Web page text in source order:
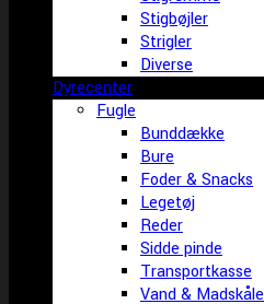
Stigbøjler
Strigler
Diverse
Dyrecenter
Fugle
Bunddække
Bure
Foder & Snacks
Legetøj
Reder
Sidde pinde
Transportkasse
Vand & Madskåle